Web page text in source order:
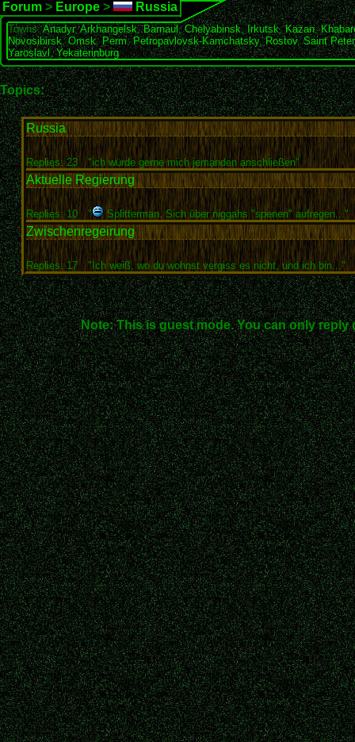
Forum > Europe > Russia
Towns:Anadyr,Arkhangelsk,Barnaul,Chelyabinsk,Irkutsk,Kazan,
Novosibirsk,Omsk,Perm,Petropavlovsk-Kamchatsky,Rostov,Saint
Yaroslavl,Yekaterinburg
Topics:
Russia
Replies: 23 "ich würde gerne mich jemanden anschließen"
Aktuelle Regierung
Replies: 10 " Splitterman. Sich über niggahs "spenen" aufregen..."
Zwischenregeirung
Replies: 17 "Ich weiß, wo du wohnst vergiss es nicht, und ich bin..."
Note: This is guest mode. You can only